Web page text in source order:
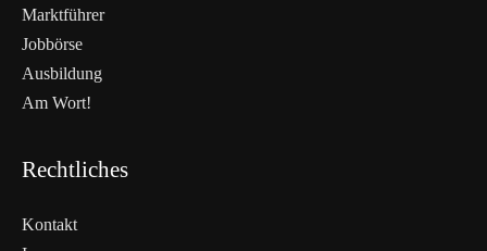
Marktführer
Jobbörse
Ausbildung
Am Wort!
Rechtliches
Kontakt